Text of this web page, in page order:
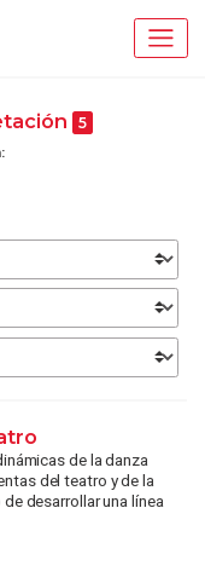
5
de la danza
del teatro y de la
desarrollar una línea